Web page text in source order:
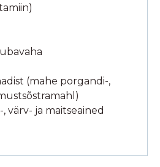
(mahe porgandi-,
värv- ja maitseained